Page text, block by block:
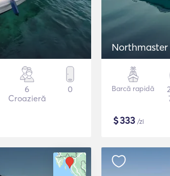
6
Croazieră
0 Barcă rapidă
$333 /zi